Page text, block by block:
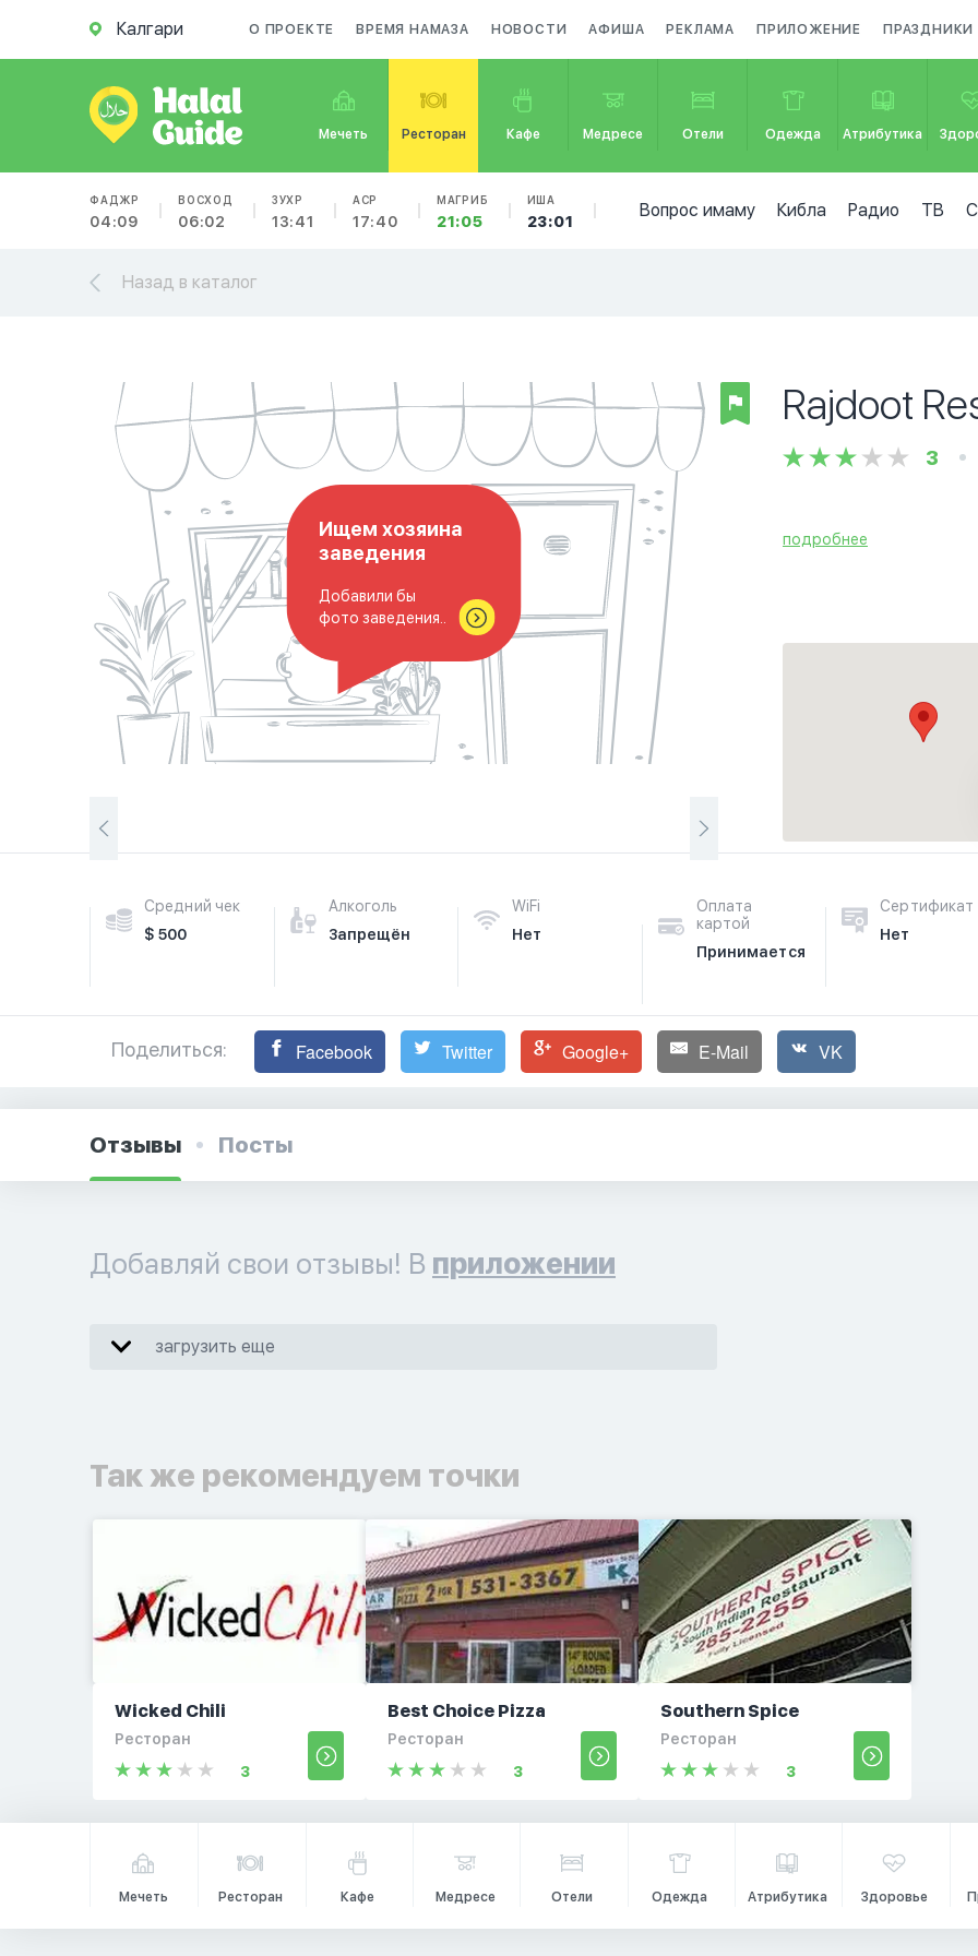
Калгари О ПРОЕКТЕ ВРЕМЯ НАМАЗА НОВОСТИ АФИША РЕКЛАМА ПРИЛОЖЕНИЕ ПРАЗДНИКИ
Мечеть Ресторан Кафе Медресе Отели Одежда Атрибутика
ФАДЖР
04:09
ВОСХОД
06:02
ЗУХР
13:41
АСР
17:40
МАГРИБ
21:05
ИША
23:01
Вопрос имаму Кибла Радио ТВ
Назад в каталог
Ищем хозяина
заведения
Добавили бы
фото заведения..
Rajdoot
3
подробнее
Средний чек
$ 500
Алкоголь
Запрещён
WiFi
Нет
Оплата
картой
Принимается
Сертификат
Нет
Поделиться: Facebook Twitter Google+ E-Mail VK
Отзывы Посты
Добавляй свои отзывы! В приложении
загрузить еще
Так же рекомендуем точки
Wicked Chili
Ресторан
3
Best Choice Pizza
Ресторан
3
Southern Spice
Ресторан
3
Мечеть Ресторан Кафе Медресе Отели Одежда Атрибутика Здоровье